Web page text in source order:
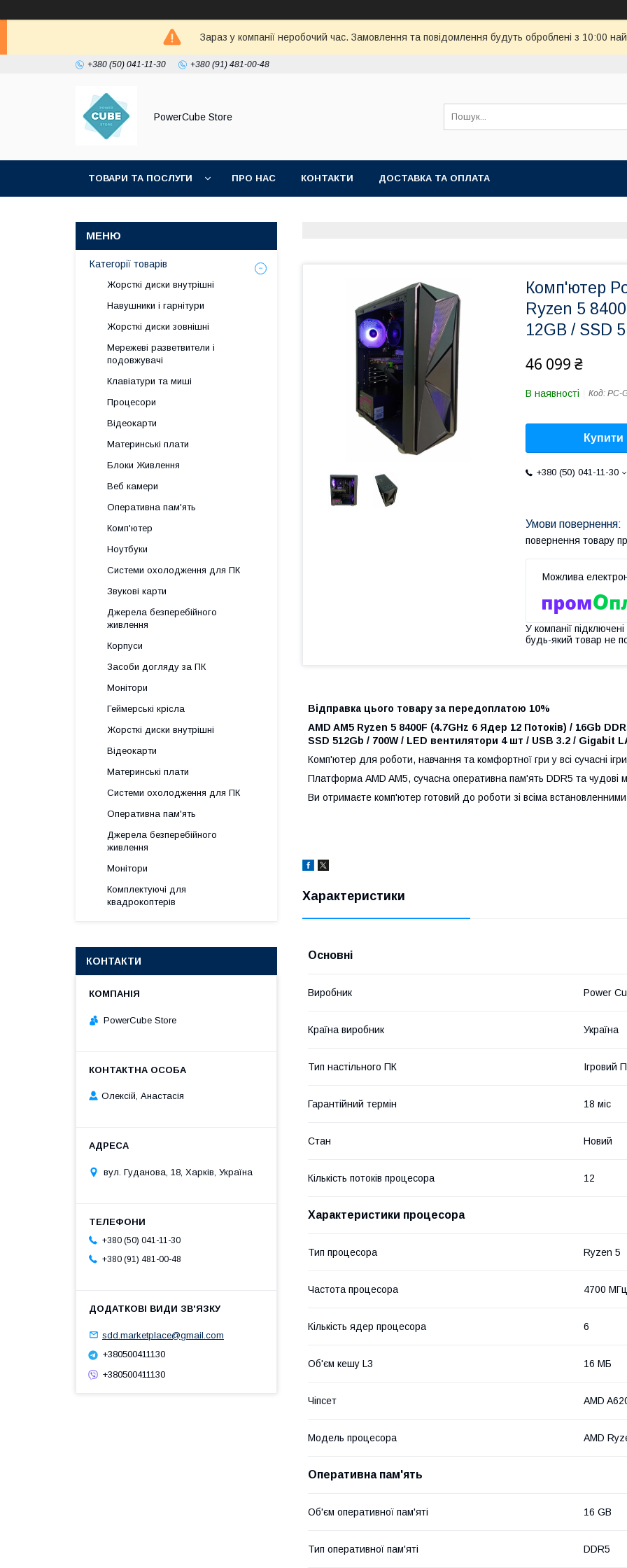
Зараз у компанії неробочий час. Замовлення та повідомлення будуть оброблені з 10:00
+380 (50) 041-11-30 +380 (91) 481-00-48
PowerCube Store
ТОВАРИ ТА ПОСЛУГИ ПРО НАС КОНТАКТИ ДОСТАВКА ТА ОПЛАТА
Комп'ютер
Ryzen 5
12GB / SSD
46 099 ₴
В наявності Код: PC-
Купити
+380 (50) 041-11-30
повернення товару
У компанії
будь-який товар не
Відправка цього товару за передоплатою 10%
AMD AM5 Ryzen 5 8400F (4.7GHz 6 Ядер 12 Потоків) / 16Gb
SSD 512Gb / 700W / LED вентилятори 4 шт / USB 3.2 / Gigabit
Комп'ютер для роботи, навчання та комфортної гри у всі сучасні
Платформа AMD AM5, сучасна оперативна пам'ять DDR5 та чудові
Ви отримаєте комп'ютер готовий до роботи зі всіма встановленними
Характеристики
Основні
Виробник Power
Країна виробник Україна
Тип настільного ПК Ігровий
Гарантійний термін 18 міс
Стан Новий
Кількість потоків процесора 12
Характеристики процесора
Тип процесора Ryzen 5
Частота процесора 4700 МГц
Кількість ядер процесора 6
Об'єм кешу L3 16 МБ
Чіпсет AMD
Модель процесора AMD
Оперативна пам'ять
Об'єм оперативної пам'яті 16 GB
Тип оперативної пам'яті DDR5
Категорії товарів
Жорсткі диски внутрішні
Навушники і гарнітури
Жорсткі диски зовнішні
Мережеві разветвители і
подовжувачі
Клавіатури та миші
Процесори
Відеокарти
Материнські плати
Блоки Живлення
Веб камери
Оперативна пам'ять
Комп'ютер
Ноутбуки
Системи охолодження для ПК
Звукові карти
Джерела безперебійного
живлення
Корпуси
Засоби догляду за ПК
Монітори
Геймерські крісла
Жорсткі диски внутрішні
Відеокарти
Материнські плати
Системи охолодження для ПК
Оперативна пам'ять
Джерела безперебійного
живлення
Монітори
Комплектуючі для
квадрокоптерів
КОНТАКТИ
PowerCube Store
Олексій, Анастасія
вул. Гуданова, 18, Харків, Україна
+380 (50) 041-11-30
+380 (91) 481-00-48
sdd.marketplace@gmail.com
+380500411130
+380500411130